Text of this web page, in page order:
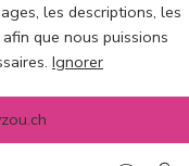
les descriptions, les
que nous puissions
Ignorer